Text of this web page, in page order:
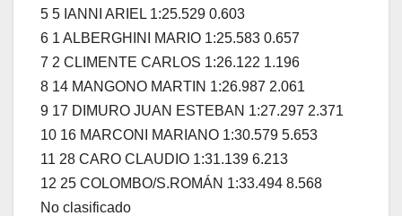
5 5 IANNI ARIEL 1:25.529 0.603
6 1 ALBERGHINI MARIO 1:25.583 0.657
7 2 CLIMENTE CARLOS 1:26.122 1.196
8 14 MANGONO MARTIN 1:26.987 2.061
9 17 DIMURO JUAN ESTEBAN 1:27.297 2.371
10 16 MARCONI MARIANO 1:30.579 5.653
11 28 CARO CLAUDIO 1:31.139 6.213
12 25 COLOMBO/S.ROMÁN 1:33.494 8.568
No clasificado